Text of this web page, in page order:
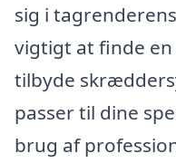
sig i
vigtigt at finde
tilbyde
passer til dine
brug af